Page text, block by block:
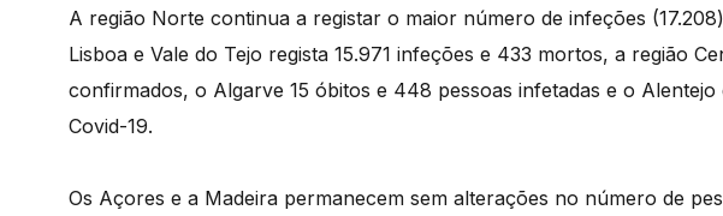
A região Norte continua a registar o maior número de infeções
Lisboa e Vale do Tejo regista 15.971 infeções e 433 mortos, a região
confirmados, o Algarve 15 óbitos e 448 pessoas infetadas e o
Covid-19.
Os Açores e a Madeira permanecem sem alterações no número de